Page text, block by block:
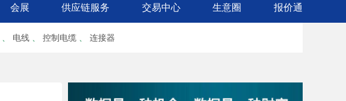
会展 供应链服务 交易中心 生意圈 报价通
电线 控制电缆 连接器